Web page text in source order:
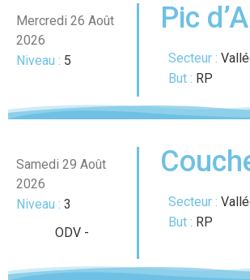
Mercredi 26 Août
2026
Niveau : 5
Pic
Secteur :
But : RP
Samedi 29 Août
2026
Niveau : 3
ODV -
Secteur :
But : RP